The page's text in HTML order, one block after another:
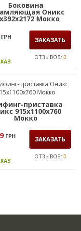
Боковина
Оникс
Мокко
ГРН ЗАКАЗАТЬ
ОТЗЫВОВ: 0
приставка
915х1100х760
Мокко
ГРН ЗАКАЗАТЬ
ОТЗЫВОВ: 0